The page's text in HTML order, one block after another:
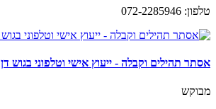
טלפון: 072-2285946
אסתר תהילים וקבלה - ייעוץ אישי וטלפוני בגוש דן
מבוקש